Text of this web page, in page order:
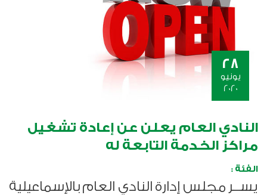
28
يونيو
2020
النادي العام يعلن عن إعادة تشغيل
مراكز الخدمة التابعة له
الفئة :
يســر مجلس إدارة النادي العام بالإسماعيلية